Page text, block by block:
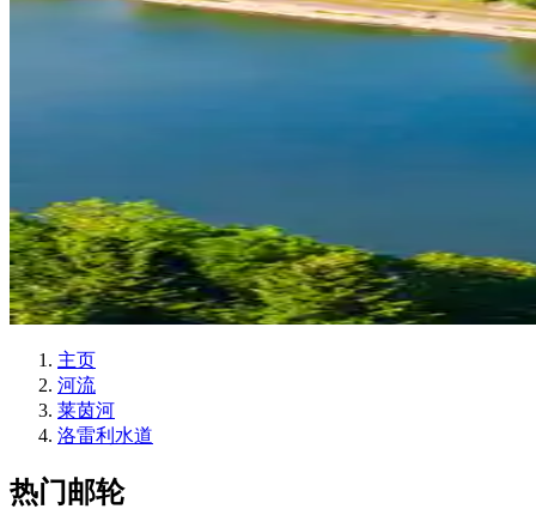
主页
河流
莱茵河
洛雷利水道
热门邮轮